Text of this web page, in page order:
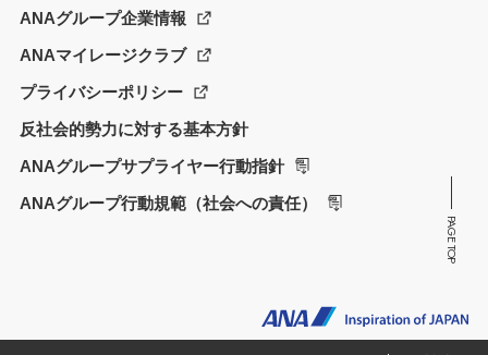
PAGE TOP
ANAグループ企業情報
ANAマイレージクラブ
プライバシーポリシー
反社会的勢力に対する基本方針
ANAグループサプライヤー行動指針
ANAグループ行動規範（社会への責任）